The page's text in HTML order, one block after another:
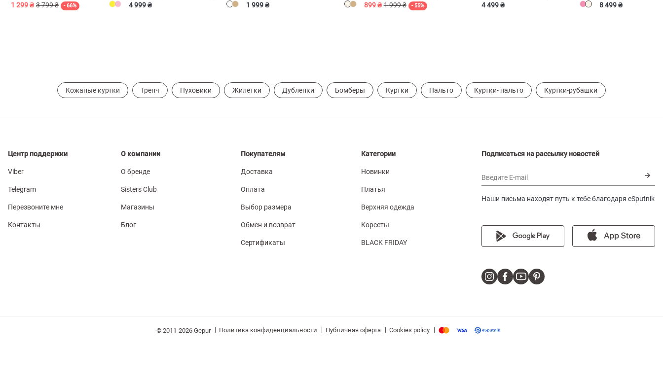
1 299 ₴ 3 799 ₴ - 66% 4 999 ₴ 1 999 ₴ 899 ₴ 1 999 ₴ - 55% 4 499 ₴ 8 499 ₴
Кожаные куртки Тренч Пуховики Жилетки Дубленки Бомберы Куртки Пальто Куртки- пальто Куртки-рубашки
Центр поддержки
Viber
Telegram
Перезвоните мне
Контакты
О компании
О бренде
Sisters Club
Магазины
Блог
Покупателям
Доставка
Оплата
Выбор размера
Обмен и возврат
Сертификаты
Категории
Новинки
Платья
Верхняя одежда
Корсеты
BLACK FRIDAY
Подписаться на рассылку новостей
Введите E-mail
Наши письма находят путь к тебе благодаря eSputnik
© 2011-2026 Gepur | Политика конфиденциальности | Публичная оферта | Cookies policy |